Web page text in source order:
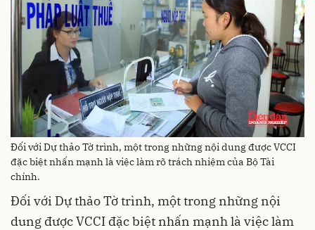
Đối với Dự thảo Tờ trình, một trong những nội dung được VCCI
đặc biệt nhấn mạnh là việc làm rõ trách nhiệm của Bộ Tài
chính.
Đối với Dự thảo Tờ trình, một trong những nội
dung được VCCI đặc biệt nhấn mạnh là việc làm